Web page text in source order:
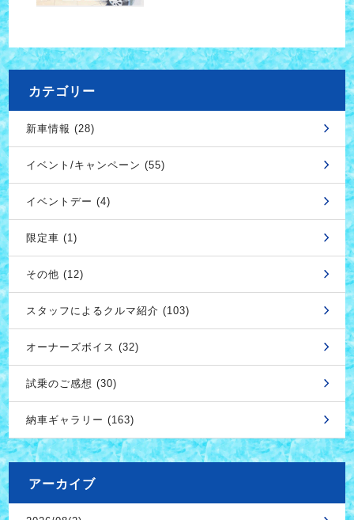
カテゴリー
新車情報 (28)
イベント/キャンペーン (55)
イベントデー (4)
限定車 (1)
その他 (12)
スタッフによるクルマ紹介 (103)
オーナーズボイス (32)
試乗のご感想 (30)
納車ギャラリー (163)
アーカイブ